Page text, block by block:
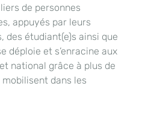
de personnes
appuyés par leurs
des étudiant(e)s ainsi que
déploie et s’enracine aux
national grâce à plus de
dans les